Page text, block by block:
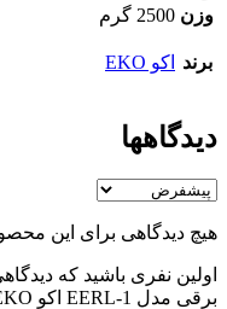
وزن 2500 گرم
برند اکو EKO
دیدگاهها
هیچ دیدگاهی برای این
اولین نفری باشید که
برقی مدل EERL-1 اکو EKO”